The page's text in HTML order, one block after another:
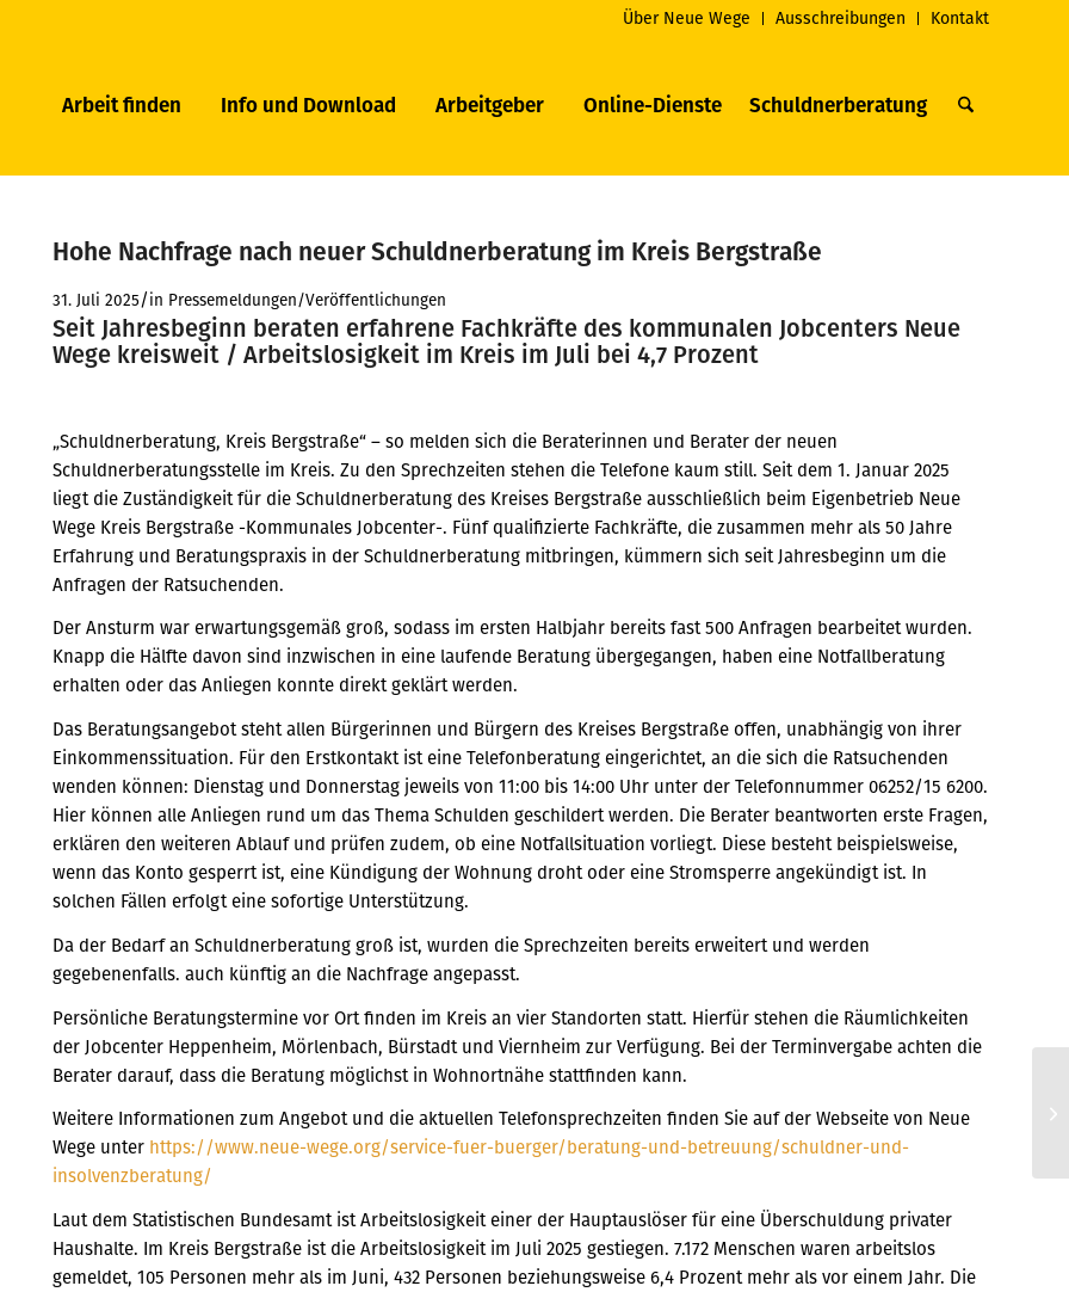
Über Neue Wege Ausschreibungen Kontakt
Arbeit finden Info und Download Arbeitgeber Online-Dienste Schuldnerberatung
Hohe Nachfrage nach neuer Schuldnerberatung im Kreis Bergstraße
31. Juli 2025/in Pressemeldungen/Veröffentlichungen
Seit Jahresbeginn beraten erfahrene Fachkräfte des kommunalen Jobcenters Neue
Wege kreisweit / Arbeitslosigkeit im Kreis im Juli bei 4,7 Prozent
„Schuldnerberatung, Kreis Bergstraße“ – so melden sich die Beraterinnen und Berater der neuen
Schuldnerberatungsstelle im Kreis. Zu den Sprechzeiten stehen die Telefone kaum still. Seit dem 1. Januar 2025
liegt die Zuständigkeit für die Schuldnerberatung des Kreises Bergstraße ausschließlich beim Eigenbetrieb Neue
Wege Kreis Bergstraße -Kommunales Jobcenter-. Fünf qualifizierte Fachkräfte, die zusammen mehr als 50 Jahre
Erfahrung und Beratungspraxis in der Schuldnerberatung mitbringen, kümmern sich seit Jahresbeginn um die
Anfragen der Ratsuchenden.
Der Ansturm war erwartungsgemäß groß, sodass im ersten Halbjahr bereits fast 500 Anfragen bearbeitet wurden.
Knapp die Hälfte davon sind inzwischen in eine laufende Beratung übergegangen, haben eine Notfallberatung
erhalten oder das Anliegen konnte direkt geklärt werden.
Das Beratungsangebot steht allen Bürgerinnen und Bürgern des Kreises Bergstraße offen, unabhängig von ihrer
Einkommenssituation. Für den Erstkontakt ist eine Telefonberatung eingerichtet, an die sich die Ratsuchenden
wenden können: Dienstag und Donnerstag jeweils von 11:00 bis 14:00 Uhr unter der Telefonnummer 06252/15 6200.
Hier können alle Anliegen rund um das Thema Schulden geschildert werden. Die Berater beantworten erste Fragen,
erklären den weiteren Ablauf und prüfen zudem, ob eine Notfallsituation vorliegt. Diese besteht beispielsweise,
wenn das Konto gesperrt ist, eine Kündigung der Wohnung droht oder eine Stromsperre angekündigt ist. In
solchen Fällen erfolgt eine sofortige Unterstützung.
Da der Bedarf an Schuldnerberatung groß ist, wurden die Sprechzeiten bereits erweitert und werden
gegebenenfalls. auch künftig an die Nachfrage angepasst.
Persönliche Beratungstermine vor Ort finden im Kreis an vier Standorten statt. Hierfür stehen die Räumlichkeiten
der Jobcenter Heppenheim, Mörlenbach, Bürstadt und Viernheim zur Verfügung. Bei der Terminvergabe achten die
Berater darauf, dass die Beratung möglichst in Wohnortnähe stattfinden kann.
Weitere Informationen zum Angebot und die aktuellen Telefonsprechzeiten finden Sie auf der Webseite von Neue
Wege unter https://www.neue-wege.org/service-fuer-buerger/beratung-und-betreuung/schuldner-und-
insolvenzberatung/
Laut dem Statistischen Bundesamt ist Arbeitslosigkeit einer der Hauptauslöser für eine Überschuldung privater
Haushalte. Im Kreis Bergstraße ist die Arbeitslosigkeit im Juli 2025 gestiegen. 7.172 Menschen waren arbeitslos
gemeldet, 105 Personen mehr als im Juni, 432 Personen beziehungsweise 6,4 Prozent mehr als vor einem Jahr. Die